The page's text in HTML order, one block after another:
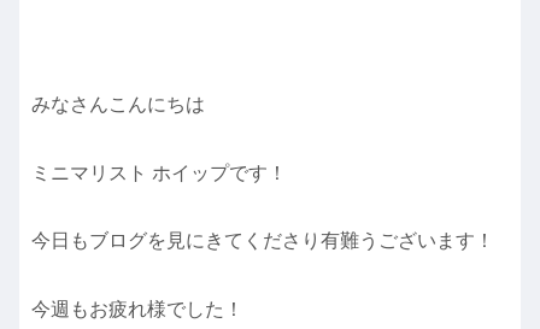
みなさんこんにちは
ミニマリスト ホイップです！
今日もブログを見にきてくださり有難うございます！
今週もお疲れ様でした！